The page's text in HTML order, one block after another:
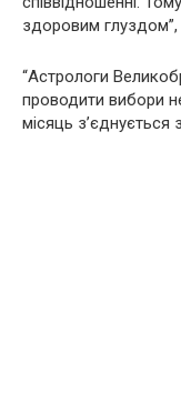
здоровим
“Астрологи
проводити вибори
місяць з’єднується